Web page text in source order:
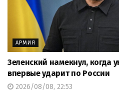
АРМИЯ
Зеленский намекнул, когда
впервые ударит по России
2026/08/08, 22:53